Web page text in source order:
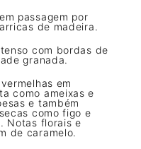
passagem por
de madeira.
com bordas de
granada.
em
como ameixas e
e também
como figo e
Notas florais e
de caramelo.